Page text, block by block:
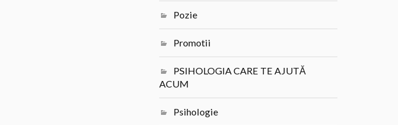
Pozie
Promotii
PSIHOLOGIA CARE TE AJUTĂ
ACUM
Psihologie